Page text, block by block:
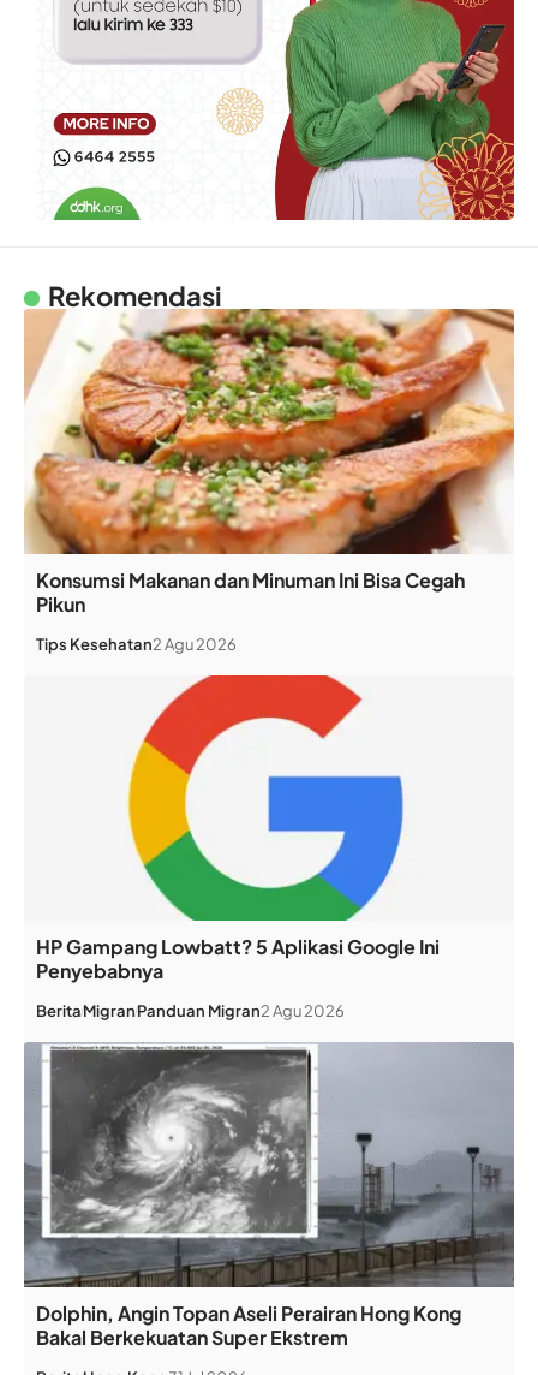
Rekomendasi
Konsumsi Makanan dan Minuman Ini Bisa Cegah
Pikun
Tips Kesehatan2 Agu 2026
HP Gampang Lowbatt? 5 Aplikasi Google Ini
Penyebabnya
BeritaMigranPanduan Migran2 Agu 2026
Dolphin, Angin Topan Aseli Perairan Hong Kong
Bakal Berkekuatan Super Ekstrem